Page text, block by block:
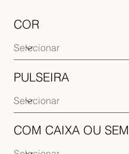
COR
PULSEIRA
COM CAIXA OU SEM